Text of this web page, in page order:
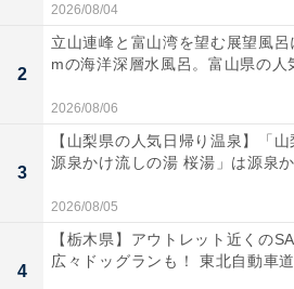
2026/08/04
2
立山連峰と富山湾を望む展望風
mの海洋深層水風呂。富山県の人
2026/08/06
3
【山梨県の人気日帰り温泉】「
源泉かけ流しの湯 桜湯」は源泉か
2026/08/05
4
【栃木県】アウトレット近くの
広々ドッグランも！ 東北自動車道